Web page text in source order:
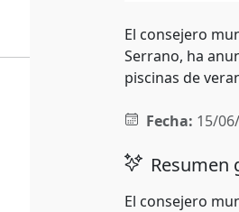
El consejero
Serrano, ha
piscinas de
Fecha: 15/
Resumen
El consejero